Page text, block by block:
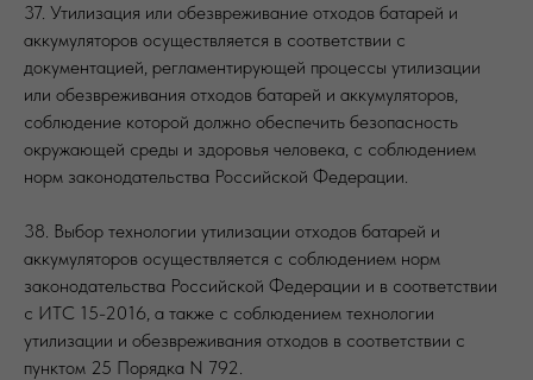
37. Утилизация или обезвреживание отходов батарей и
аккумуляторов осуществляется в соответствии с
документацией, регламентирующей процессы утилизации
или обезвреживания отходов батарей и аккумуляторов,
соблюдение которой должно обеспечить безопасность
окружающей среды и здоровья человека, с соблюдением
норм законодательства Российской Федерации.
38. Выбор технологии утилизации отходов батарей и
аккумуляторов осуществляется с соблюдением норм
законодательства Российской Федерации и в соответствии
с ИТС 15-2016, а также с соблюдением технологии
утилизации и обезвреживания отходов в соответствии с
пунктом 25 Порядка N 792.